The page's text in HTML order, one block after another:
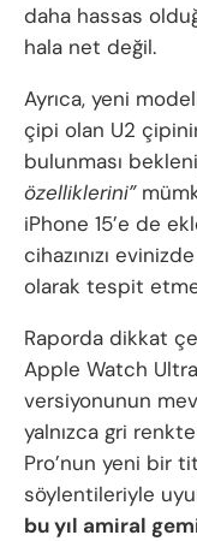
daha hassas
hala net değil.
Ayrıca, yeni
çipi olan U2
bulunması
özelliklerini”
iPhone 15’e de
cihazınızı
olarak tespit
Raporda dikkat
Apple Watch
versiyonunun
yalnızca gri
Pro’nun yeni bir
söylentileriyle
bu yıl amiral